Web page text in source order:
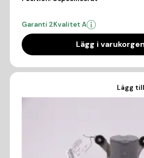
Garanti 2Kvalitet A
Lägg i varukorgen
Lägg